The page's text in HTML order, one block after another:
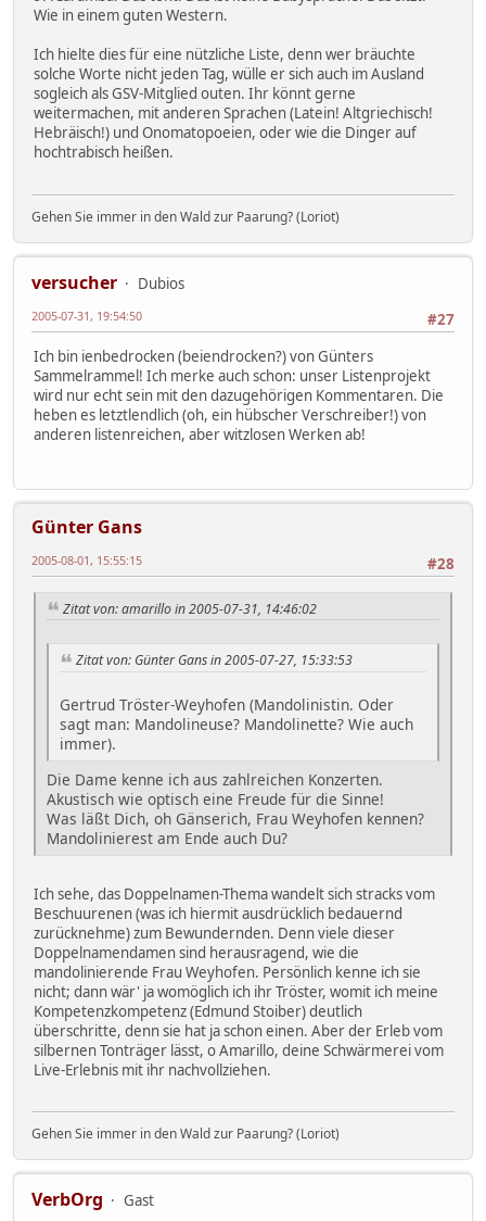
Wie in einem guten Western.
Ich hielte dies für eine nützliche Liste, denn wer bräuchte
solche Worte nicht jeden Tag, wülle er sich auch im Ausland
sogleich als GSV-Mitglied outen. Ihr könnt gerne
weitermachen, mit anderen Sprachen (Latein! Altgriechisch!
Hebräisch!) und Onomatopoeien, oder wie die Dinger auf
hochtrabisch heißen.
Gehen Sie immer in den Wald zur Paarung? (Loriot)
versucher
Dubios
#27
2005-07-31, 19:54:50
Ich bin ienbedrocken (beiendrocken?) von Günters
Sammelrammel! Ich merke auch schon: unser Listenprojekt
wird nur echt sein mit den dazugehörigen Kommentaren. Die
heben es letztlendlich (oh, ein hübscher Verschreiber!) von
anderen listenreichen, aber witzlosen Werken ab!
Günter Gans
#28
2005-08-01, 15:55:15
Zitat von: amarillo in 2005-07-31, 14:46:02
Zitat von: Günter Gans in 2005-07-27, 15:33:53
Gertrud Tröster-Weyhofen (Mandolinistin. Oder
sagt man: Mandolineuse? Mandolinette? Wie auch
immer).
Die Dame kenne ich aus zahlreichen Konzerten.
Akustisch wie optisch eine Freude für die Sinne!
Was läßt Dich, oh Gänserich, Frau Weyhofen kennen?
Mandolinierest am Ende auch Du?
Ich sehe, das Doppelnamen-Thema wandelt sich stracks vom
Beschuurenen (was ich hiermit ausdrücklich bedauernd
zurücknehme) zum Bewundernden. Denn viele dieser
Doppelnamendamen sind herausragend, wie die
mandolinierende Frau Weyhofen. Persönlich kenne ich sie
nicht; dann wär' ja womöglich ich ihr Tröster, womit ich meine
Kompetenzkompetenz (Edmund Stoiber) deutlich
überschritte, denn sie hat ja schon einen. Aber der Erleb vom
silbernen Tonträger lässt, o Amarillo, deine Schwärmerei vom
Live-Erlebnis mit ihr nachvollziehen.
Gehen Sie immer in den Wald zur Paarung? (Loriot)
VerbOrg Gast